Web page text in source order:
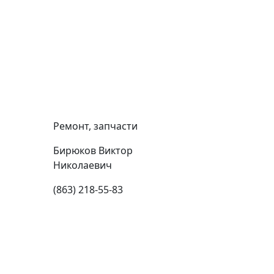
Ремонт, запчасти
Бирюков Виктор
Николаевич
(863) 218-55-83